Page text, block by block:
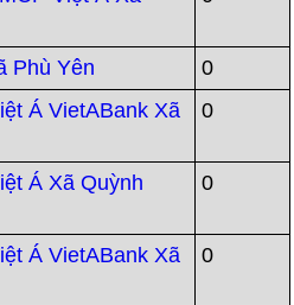
Phù Yên
0
Á VietABank Xã
0
Á Xã Quỳnh
0
Á VietABank Xã
0